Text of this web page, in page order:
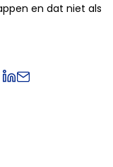
en dat niet als